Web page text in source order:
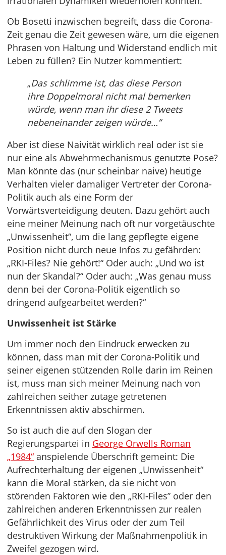
Ob Bosetti inzwischen begreift, dass die Corona-
Zeit genau die Zeit gewesen wäre, um die eigenen
Phrasen von Haltung und Widerstand endlich mit
Leben zu füllen? Ein Nutzer kommentiert:
„Das schlimme ist, das diese Person
ihre Doppelmoral nicht mal bemerken
würde, wenn man ihr diese 2 Tweets
nebeneinander zeigen würde…”
Aber ist diese Naivität wirklich real oder ist sie
nur eine als Abwehrmechanismus genutzte Pose?
Man könnte das (nur scheinbar naive) heutige
Verhalten vieler damaliger Vertreter der Corona-
Politik auch als eine Form der
Vorwärtsverteidigung deuten. Dazu gehört auch
eine meiner Meinung nach oft nur vorgetäuschte
„Unwissenheit“, um die lang gepflegte eigene
Position nicht durch neue Infos zu gefährden:
„RKI-Files? Nie gehört!“ Oder auch: „Und wo ist
nun der Skandal?“ Oder auch: „Was genau muss
denn bei der Corona-Politik eigentlich so
dringend aufgearbeitet werden?“
Unwissenheit ist Stärke
Um immer noch den Eindruck erwecken zu
können, dass man mit der Corona-Politik und
seiner eigenen stützenden Rolle darin im Reinen
ist, muss man sich meiner Meinung nach von
zahlreichen seither zutage getretenen
Erkenntnissen aktiv abschirmen.
So ist auch die auf den Slogan der
Regierungspartei in George Orwells Roman
„1984“ anspielende Überschrift gemeint: Die
Aufrechterhaltung der eigenen „Unwissenheit“
kann die Moral stärken, da sie nicht von
störenden Faktoren wie den „RKI-Files” oder den
zahlreichen anderen Erkenntnissen zur realen
Gefährlichkeit des Virus oder der zum Teil
destruktiven Wirkung der Maßnahmenpolitik in
Zweifel gezogen wird.